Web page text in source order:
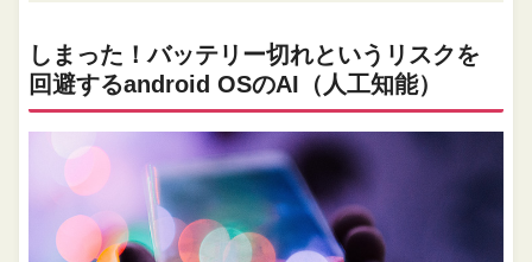
しまった！バッテリー切れというリスクを
回避するandroid OSのAI（人工知能）